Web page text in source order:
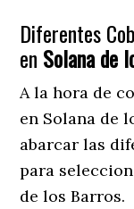
Diferentes
en Solana de
A la hora de
en Solana de
abarcar las
para
de los Barros.